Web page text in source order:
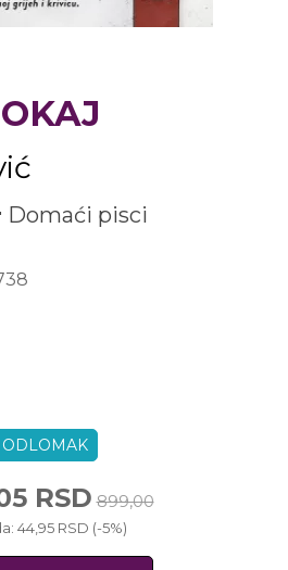
Domaći pisci
ODLOMAK
RSD 899,00
44,95 RSD (-5%)